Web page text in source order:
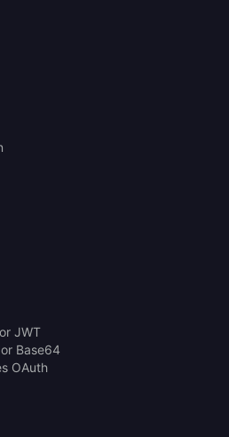
JWT
Base64
OAuth